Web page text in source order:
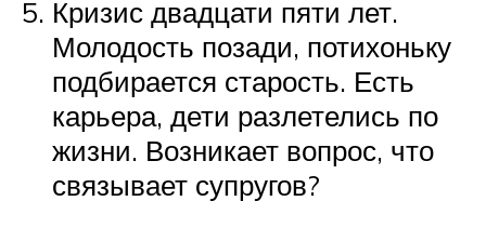
Кризис двадцати пяти лет.
Молодость позади, потихоньку
подбирается старость. Есть
карьера, дети разлетелись по
жизни. Возникает вопрос, что
связывает супругов?